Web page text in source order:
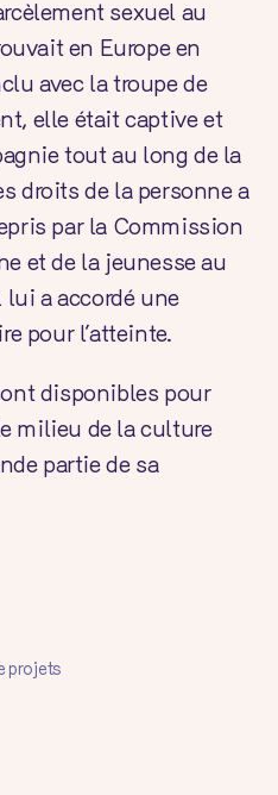
sexuel au
en Europe en
avec la troupe de
elle était captive et
tout au long de la
droits de la personne a
par la Commission
et de la jeunesse au
lui a accordé une
pour l’atteinte.
disponibles pour
milieu de la culture
partie de sa
projets